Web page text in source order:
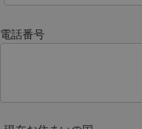
電話番号